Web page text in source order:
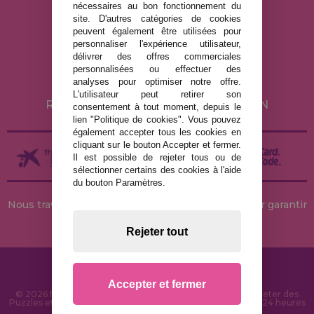
MENTIONS LÉGALES
POLITIQUE DE CONFIDENTIALITÉ
POLITIQUE DE COOKIES
LIVRAISON ET RETOUR
RETOURS / DROIT DE RÉTRACTATION
Nous travaillons avec des stocks permanents pour garantir
© 2026 MaisonDesPuzzles.fr - Boutique en ligne pour acheter des
Puzzles et des Casse-têtes sur Internet. Livraison rapide en 24 heures
nécessaires au bon fonctionnement du
site. D'autres catégories de cookies
peuvent également être utilisées pour
personnaliser l'expérience utilisateur,
délivrer des offres commerciales
personnalisées ou effectuer des
analyses pour optimiser notre offre.
L'utilisateur peut retirer son
consentement à tout moment, depuis le
lien "Politique de cookies". Vous pouvez
également accepter tous les cookies en
cliquant sur le bouton Accepter et fermer.
Il est possible de rejeter tous ou de
sélectionner certains des cookies à l'aide
du bouton Paramètres.
Rejeter tout
Accepter et fermer